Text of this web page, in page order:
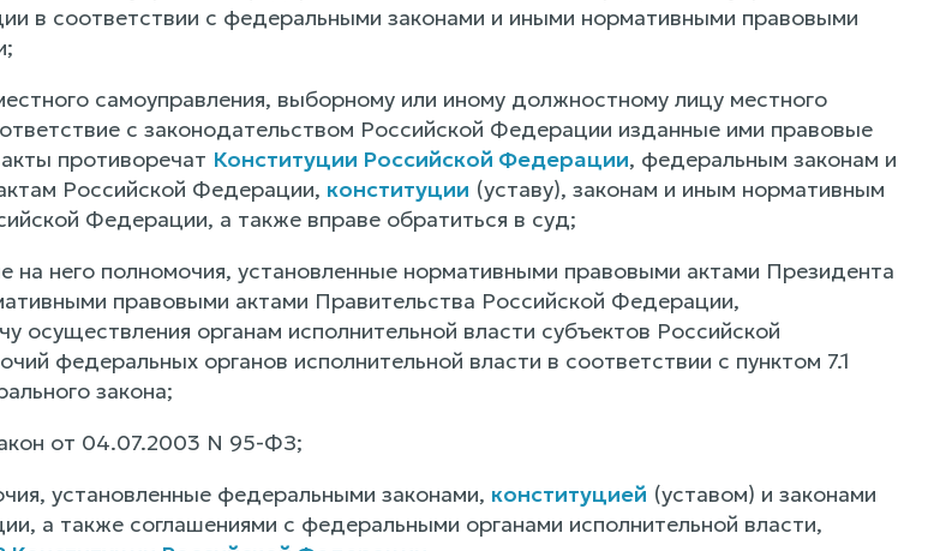
в соответствии с федеральными законами и иными нормативными правовыми
самоуправления, выборному или иному должностному лицу местного
с законодательством Российской Федерации изданные ими правовые
противоречат Конституции Российской Федерации, федеральным законам и
Российской Федерации, конституции (уставу), законам и иным нормативным
Федерации, а также вправе обратиться в суд;
на него полномочия, установленные нормативными правовыми актами Президента
правовыми актами Правительства Российской Федерации,
осуществления органам исполнительной власти субъектов Российской
федеральных органов исполнительной власти в соответствии с пунктом 7.1
закона;
от 04.07.2003 N 95-ФЗ;
установленные федеральными законами, конституцией (уставом) и законами
а также соглашениями с федеральными органами исполнительной власти,